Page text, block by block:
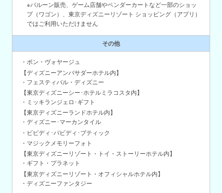
※バルーン販売、ゲーム店舗やベンダーカートなど一部のショッ
プ（ワゴン）、東京ディズニーリゾート ショッピング（アプリ）
ではご利用いただけません
その他
・ボン・ヴォヤージュ
【ディズニーアンバサダーホテル内】
・フェスティバル・ディズニー
【東京ディズニーシー･ホテルミラコスタ内】
・ミッキランジェロ･ギフト
【東京ディズニーランドホテル内】
・ディズニー･マーカンタイル
・ビビディ･バビディ･ブティック
・マジックメモリーフォト
【東京ディズニーリゾート・トイ・ストーリーホテル内】
・ギフト・プラネット
【東京ディズニーリゾート・オフィシャルホテル内】
・ディズニーファンタジー